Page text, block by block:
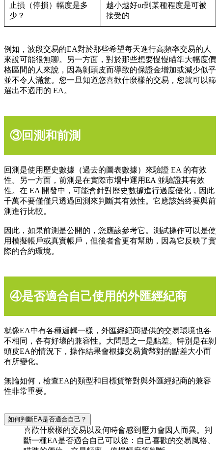
止損（停損）幅度是多
少？
越小越好or到某種程度是可被
接受的
例如，波段交易的EA對於那些希望每天進行高頻率交易的人
來說可能很無聊。另一方面，對於那些想要慢慢瞄準大幅度價
格區間的人來說，因為剝頭皮而導致的保證金增加或減少似乎
並不令人滿意。您一旦知道您喜歡什麼樣的交易，您就可以篩
選出不適用的 EA。
③回測和前測
回測是使用歷史數據（過去的圖表數據）來驗證 EA 的有效
性。另一方面，前測是在實際市場中運用EA 並驗證其有效
性。在 EA 開發中，可能會針對歷史數據進行過度優化，因此
千萬不要僅僅只透過回測來判斷其有效性。它應該始終要與前
測進行比較。
因此，如果前測是公開的，您應該參考它。測試操作可以是使
用模擬帳戶或真實帳戶，但後者會更有幫助，因為它反映了實
際的合約環境。
④是否適合自己使用的外匯經紀商
就像EA中有各種邏輯一樣，外匯經紀商提供的交易環境也各
不相同，各有好壞的兼容性。大問題之一是點差。特別是在剝
頭皮EA的情況下，操作結果會根據交易貨幣對的點差大小而
有所變化。
無論如何，檢查EA的類型和目標貨幣對與外匯經紀商的兼容
性非常重要。
如何判斷EA是否適合自己？
喜歡什麼樣的交易以及何時會感到壓力會因人而異。判
斷一種EA是否適合自己可以從：自己喜歡的交易風格、